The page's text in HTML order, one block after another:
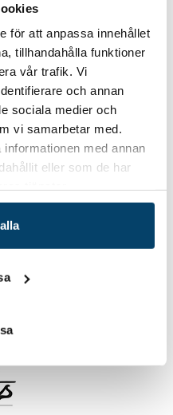
för att anpassa innehållet
tillhandahålla funktioner
vår trafik. Vi
och annan
sociala medier och
vi samarbetar med.
med annan
eller som de har
mäster Algot
och vagnar,
skoddes. Allehanda
kom till i samtal
som ofta var
anknytning till
bevattningssystem för
och företaget
oavsett
på deras webb